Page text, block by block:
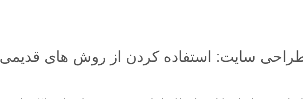
سایت: استفاده کردن از روش های قدیمی